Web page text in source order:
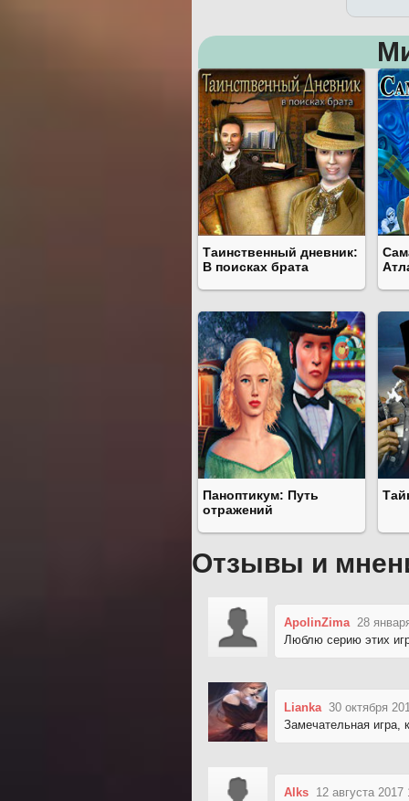
Таинственный дневник:
В поисках брата
Паноптикум: Путь
отражений
Отзывы и
ApolinZima 28
Люблю серию этих
Lianka 30 октября
Замечательная игра,
Alks 12 августа 2017